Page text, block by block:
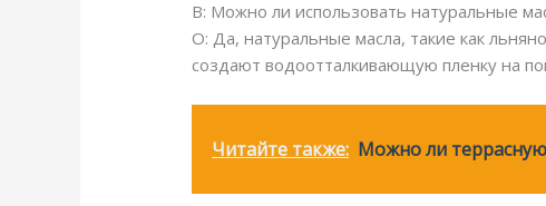
В: Можно ли использовать натуральные
О: Да, натуральные масла, такие как
создают водоотталкивающую пленку на
Читайте также: Можно ли террасную